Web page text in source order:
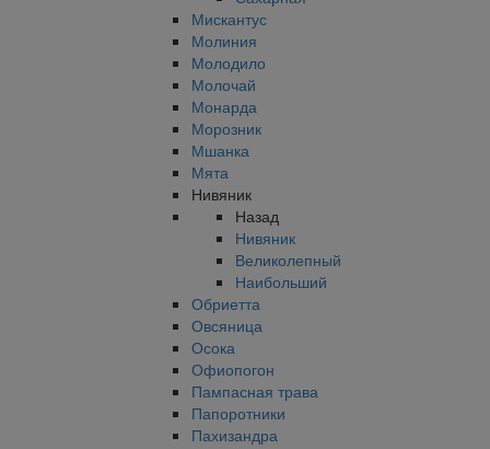
Мискантус
Молиния
Молодило
Молочай
Монарда
Морозник
Мшанка
Мята
Нивяник
Назад
Нивяник
Великолепный
Наибольший
Обриетта
Овсяница
Осока
Офиопогон
Пампасная трава
Папоротники
Пахизандра